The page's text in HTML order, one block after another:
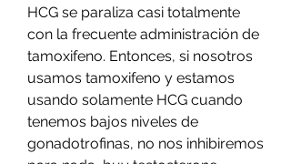
HCG se paraliza casi totalmente
con la frecuente administración de
tamoxifeno. Entonces, si nosotros
usamos tamoxifeno y estamos
usando solamente HCG cuando
tenemos bajos niveles de
gonadotrofinas, no nos inhibiremos